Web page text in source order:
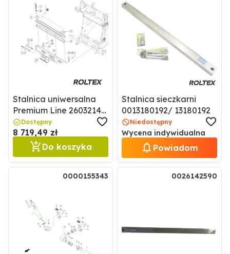
Stalnica uniwersalna
Premium Line 26032141
/ 0026032141
Dostępny
8 719,49 zł
Do koszyka
Stalnica sieczkarni
0013180192/ 13180192
Niedostępny
Wycena indywidualna
Powiadom
0000155343 0026142590